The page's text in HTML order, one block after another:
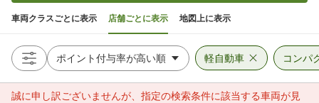
車両クラスごとに表示 店舗ごとに表示 地図上に表示
軽自動車 コンパ
誠に申し訳ございませんが、指定の検索条件に該当する車両が見